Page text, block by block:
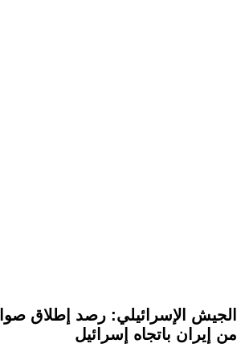
الجيش الإسرائيلي: رصد إطلاق
من إيران باتجاه إسرائيل